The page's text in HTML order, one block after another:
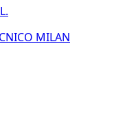
MILAN